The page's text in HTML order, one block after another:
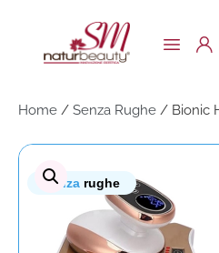
Home / Senza Rughe / Bionic
senza rughe